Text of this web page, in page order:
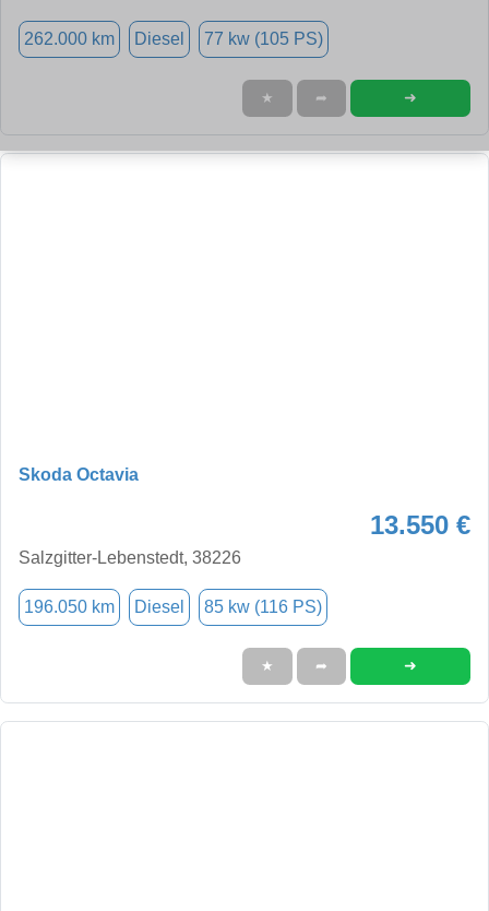
262.000 km Diesel 77 kw (105 PS)
★ ➦ ➜
Skoda Octavia
13.550 €
Salzgitter-Lebenstedt, 38226
196.050 km Diesel 85 kw (116 PS)
★ ➦ ➜